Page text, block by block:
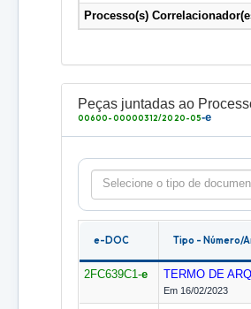
Processo(s)
Peças juntadas ao
00600-00000312/2020-05-e
e-DOC Tipo - Número/
2FC639C1-e TERMO DE
Em 16/02/2023